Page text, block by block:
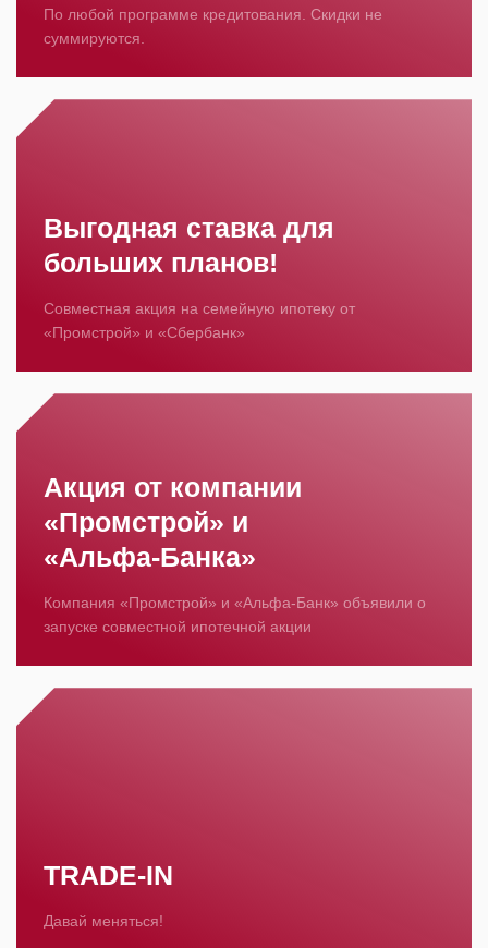
По любой программе кредитования. Скидки не
суммируются.
Выгодная ставка для
больших планов!
Совместная акция на семейную ипотеку от
«Промстрой» и «Сбербанк»
Акция от компании
«Промстрой» и
«Альфа‑Банка»
Компания «Промстрой» и «Альфа‑Банк» объявили о
запуске совместной ипотечной акции
TRADE-IN
Давай меняться!